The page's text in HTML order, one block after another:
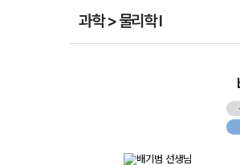
과학 > 물리학 I